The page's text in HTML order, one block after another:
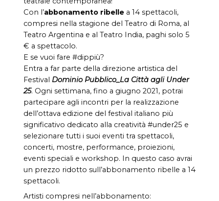
Con l’abbonamento ribelle a 14 spettacoli,
compresi nella stagione del Teatro di Roma, al
Teatro Argentina e al Teatro India, paghi solo 5
€ a spettacolo.
E se vuoi fare #dippiù?
Entra a far parte della direzione artistica del
Festival Dominio Pubblico_La Città agli Under
25. Ogni settimana, fino a giugno 2021, potrai
partecipare agli incontri per la realizzazione
dell’ottava edizione del festival italiano più
significativo dedicato alla creatività #under25 e
selezionare tutti i suoi eventi tra spettacoli,
concerti, mostre, performance, proiezioni,
eventi speciali e workshop. In questo caso avrai
un prezzo ridotto sull’abbonamento ribelle a 14
spettacoli.
Artisti compresi nell’abbonamento: